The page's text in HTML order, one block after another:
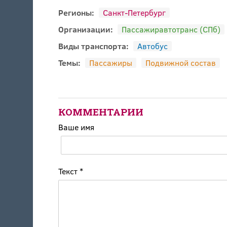
Регионы:
Санкт-Петербург
Организации:
Пассажиравтотранс (СПб)
Виды транспорта:
Автобус
Темы:
Пассажиры Подвижной состав
КОММЕНТАРИИ
Ваше имя
Текст *